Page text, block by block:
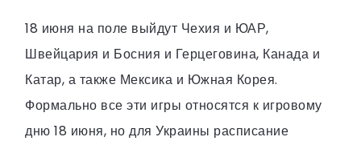
18 июня на поле выйдут Чехия и ЮАР,
Швейцария и Босния и Герцеговина, Канада и
Катар, а также Мексика и Южная Корея.
Формально все эти игры относятся к игровому
дню 18 июня, но для Украины расписание